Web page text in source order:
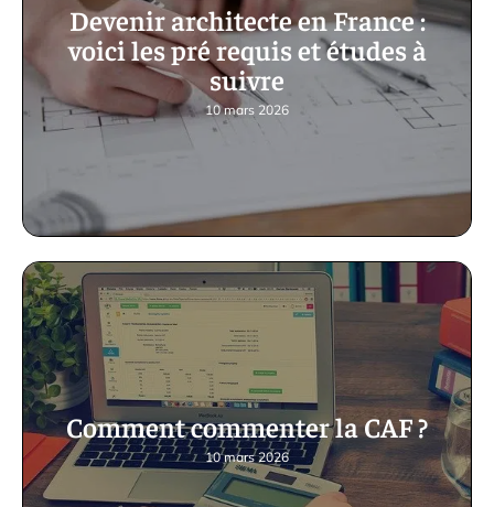
Devenir architecte en France :
voici les pré requis et études à
suivre
10 mars 2026
Comment commenter la CAF ?
10 mars 2026